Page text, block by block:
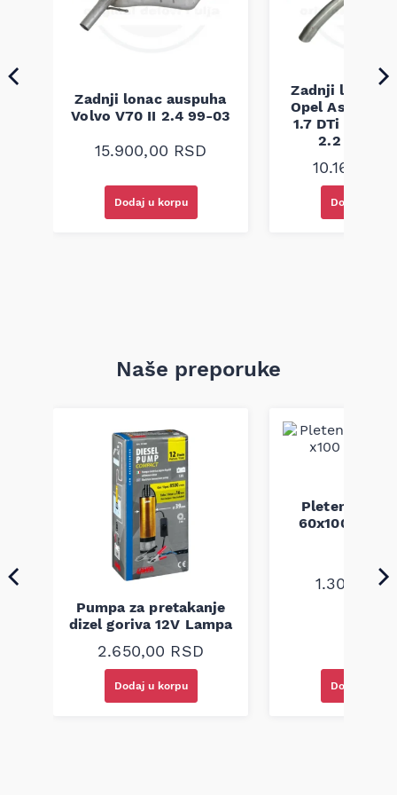
Zadnji lonac auspuha
Volvo V70 II 2.4 99-03
15.900,00 RSD
Dodaj u korpu
Zadnji lonac
Opel Astra G
1.7 DTi 2.0 DI
2.2 DTi
10.160,00
Dodaj u
Naše preporuke
Pumpa za pretakanje
dizel goriva 12V Lampa
2.650,00 RSD
Dodaj u korpu
Pletenica
60x100
1.300,00
Dodaj u